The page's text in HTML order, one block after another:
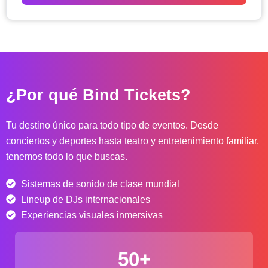
d
p
c
i
s
:
d
d
$
¿Por qué Bind Tickets?
Tu destino único para todo tipo de eventos. Desde
conciertos y deportes hasta teatro y entretenimiento familiar,
tenemos todo lo que buscas.
Sistemas de sonido de clase mundial
Lineup de DJs internacionales
Experiencias visuales inmersivas
50+